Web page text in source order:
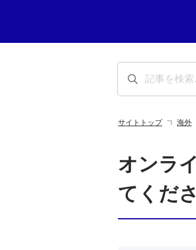
サイトトップ 海外
オンラ
てくだ